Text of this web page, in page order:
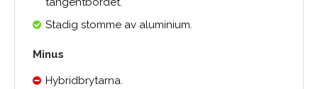
Stadig stomme av aluminium.
Minus
Hybridbrytarna.